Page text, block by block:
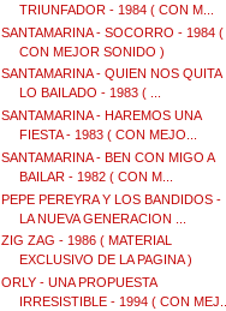
TRIUNFADOR - 1984 ( CON M...
SANTAMARINA - SOCORRO - 1984 (
CON MEJOR SONIDO )
SANTAMARINA - QUIEN NOS QUITA
LO BAILADO - 1983 ( ...
SANTAMARINA - HAREMOS UNA
FIESTA - 1983 ( CON MEJO...
SANTAMARINA - BEN CON MIGO A
BAILAR - 1982 ( CON M...
PEPE PEREYRA Y LOS BANDIDOS -
LA NUEVA GENERACION ...
ZIG ZAG - 1986 ( MATERIAL
EXCLUSIVO DE LA PAGINA )
ORLY - UNA PROPUESTA
IRRESISTIBLE - 1994 ( CON MEJ...